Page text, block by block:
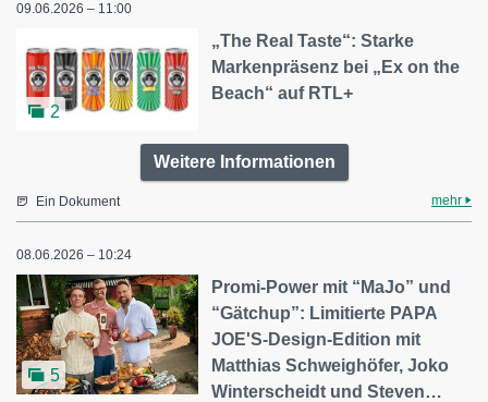
09.06.2026 – 11:00
2
„The Real Taste“: Starke
Markenpräsenz bei „Ex on the
Beach“ auf RTL+
Weitere Informationen
Ein Dokument mehr
08.06.2026 – 10:24
5
Promi-Power mit “MaJo” und
“Gätchup”: Limitierte PAPA
JOE'S-Design-Edition mit
Matthias Schweighöfer, Joko
Winterscheidt und Steven…